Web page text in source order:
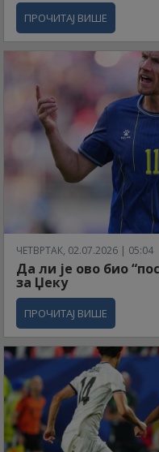
ПРОЧИТАЈ ВИШЕ
ЧЕТВРТАК, 02.07.2026 | 05:04
Да ли је ово био
за Џеку
ПРОЧИТАЈ ВИШЕ